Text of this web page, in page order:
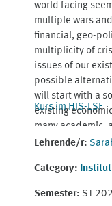
world facing
multiple wars
financial, geo-
multiplicity of
issues of our
possible
will start with a
existing
many academic,
surrounding
democratic
Kurs im HIS-LSF
Lehrende/r:
Category:
Semester: ST